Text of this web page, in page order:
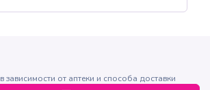
зависимости от аптеки и способа доставки